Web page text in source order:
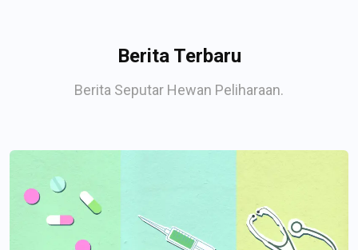
Berita Terbaru
Berita Seputar Hewan Peliharaan.